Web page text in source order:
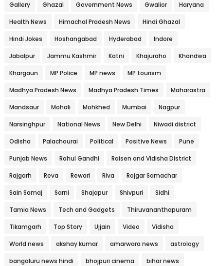
Gallery Ghazal Government News Gwalior Haryana
Health News Himachal Pradesh News Hindi Ghazal
Hindi Jokes Hoshangabad Hyderabad Indore
Jabalpur Jammu Kashmir Katni Khajuraho Khandwa
Khargaun MP Police MP news MP tourism
Madhya Pradesh News Madhya Pradesh Times Maharastra
Mandsaur Mohali Mohkhed Mumbai Nagpur
Narsinghpur National News New Delhi Niwadi district
Odisha Palachourai Political Positive News Pune
Punjab News Rahul Gandhi Raisen and Vidisha District
Rajgarh Reva Rewari Riva Rojgar Samachar
Sain Samaj Sarni Shajapur Shivpuri Sidhi
Tamia News Tech and Gadgets Thiruvananthapuram
Tikamgarh Top Story Ujjain Video Vidisha
World news akshay kumar amarwara news astrology
bangaluru news hindi bhojpuri cinema bihar news